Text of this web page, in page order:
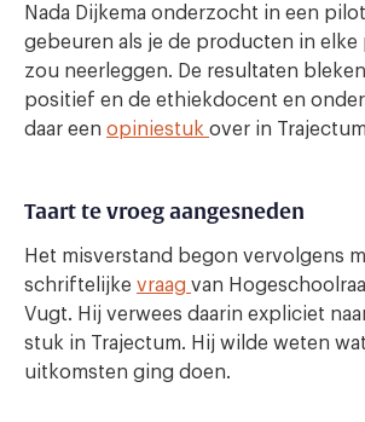
Nada Dijkema onderzocht in een
gebeuren als je de producten in elke
zou neerleggen. De resultaten
positief en de ethiekdocent en
daar een opiniestuk over in
Taart te vroeg aangesneden
Het misverstand begon vervolgens
schriftelijke vraag van
Vugt. Hij verwees daarin expliciet
stuk in Trajectum. Hij wilde weten
uitkomsten ging doen.